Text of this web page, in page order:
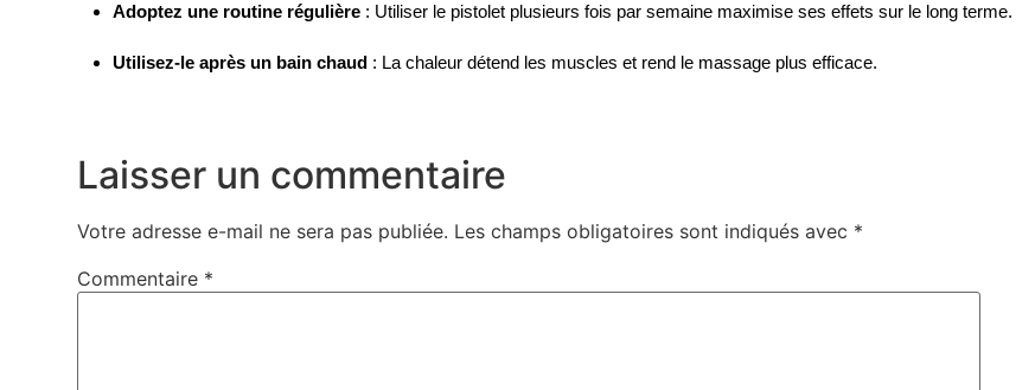
Adoptez une routine régulière : Utiliser le pistolet plusieurs fois par semaine maximise ses effets sur le long terme.
Utilisez-le après un bain chaud : La chaleur détend les muscles et rend le massage plus efficace.
Laisser un commentaire
Votre adresse e-mail ne sera pas publiée. Les champs obligatoires sont indiqués avec *
Commentaire *